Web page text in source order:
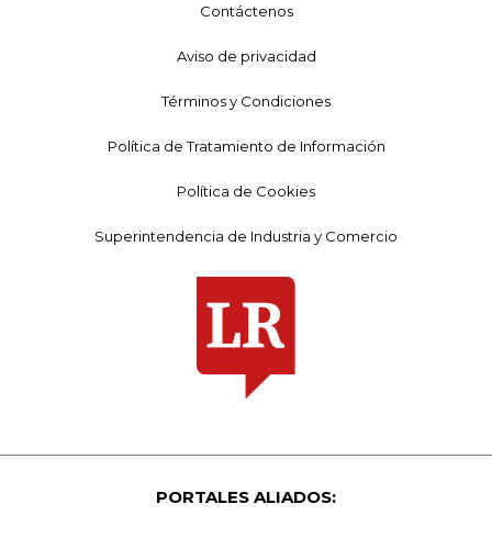
Contáctenos
Aviso de privacidad
Términos y Condiciones
Política de Tratamiento de Información
Política de Cookies
Superintendencia de Industria y Comercio
PORTALES ALIADOS: